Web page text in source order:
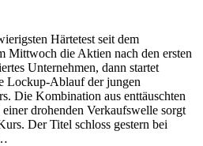
Härtetest seit dem
Mittwoch die Aktien nach den ersten
Unternehmen, dann startet
Lockup-Ablauf der jungen
Die Kombination aus enttäuschten
drohenden Verkaufswelle sorgt
Der Titel schloss gestern bei